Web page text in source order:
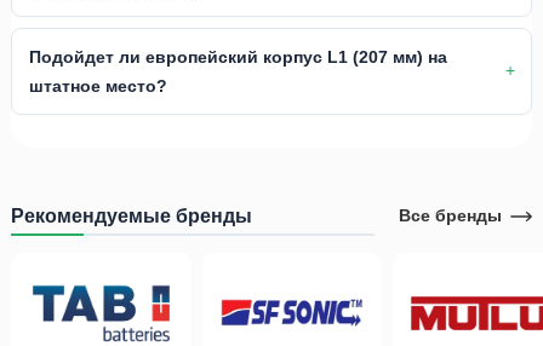
Подойдет ли европейский корпус L1 (207 мм) на
штатное место?
Рекомендуемые бренды Все бренды